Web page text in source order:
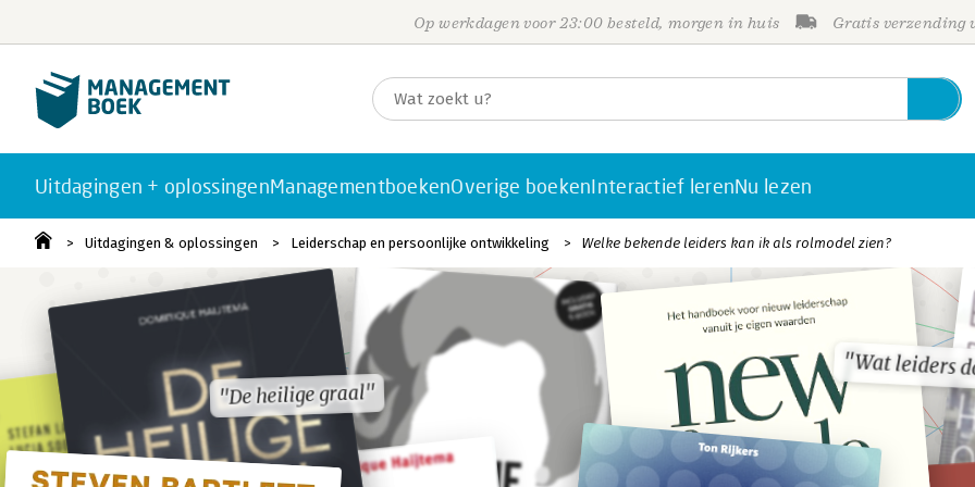
Op werkdagen voor 23:00 besteld, morgen in huis Gratis verzending
Uitdagingen + oplossingenManagementboekenOverige boekenInteractief lerenNu lezen
Uitdagingen & oplossingen Leiderschap en persoonlijke ontwikkeling Welke bekende leiders kan ik als rolmodel zien?
"De heilige graal"
"Wat leiders
"De heilige graal"
"Wat leiders